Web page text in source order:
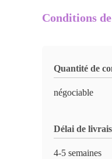
Conditions
Quantité de
négociable
Délai de
4-5 semaines